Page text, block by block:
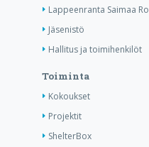
Lappeenranta Saimaa
Jäsenistö
Hallitus ja toimihenkilöt
Toiminta
Kokoukset
Projektit
ShelterBox